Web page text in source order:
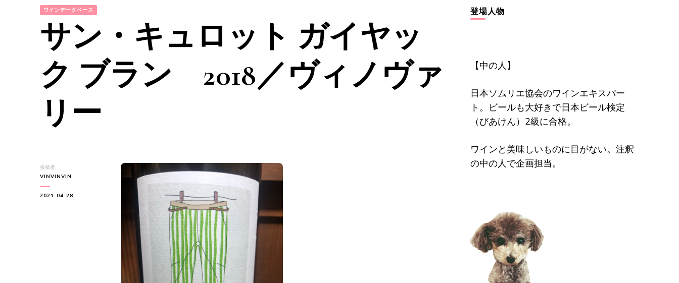
ワインデータベース
サン・キュロット ガイヤッ
ク ブラン 2018／ヴィノヴァ
リー
投稿者:
VINVINVIN
2021-04-28
登場人物
【中の人】
日本ソムリエ協会のワインエキスパー
ト。ビールも大好きで日本ビール検定
（びあけん）2級に合格。
ワインと美味しいものに目がない。注釈
の中の人で企画担当。